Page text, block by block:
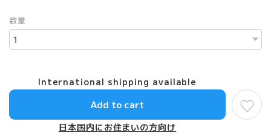
数量
International shipping available
Add to cart
日本国内にお住まいの方向け